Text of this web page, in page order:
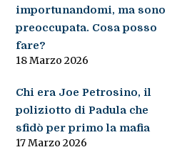
importunandomi, ma sono
preoccupata. Cosa posso
fare?
18 Marzo 2026
Chi era Joe Petrosino, il
poliziotto di Padula che
sfidò per primo la mafia
17 Marzo 2026